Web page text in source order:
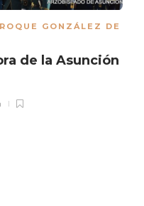
GONZÁLEZ DE
de la Asunción